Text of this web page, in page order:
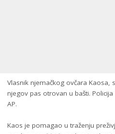
Vlasnik njemačkog ovčara Kaosa,
njegov pas otrovan u bašti.
AP.
Kaos je pomagao u traženju